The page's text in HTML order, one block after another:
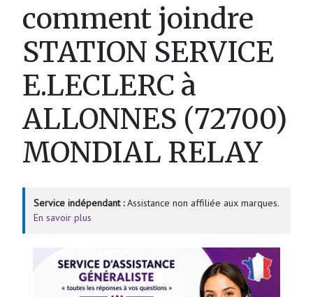
comment joindre
STATION SERVICE
E.LECLERC à
ALLONNES (72700)
MONDIAL RELAY
Service indépendant :Assistance non affiliée aux marques.
En savoir plus